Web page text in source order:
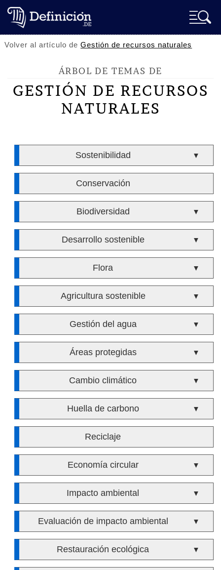
Volver al artículo deGestión de recursos naturales
ÁRBOL DE TEMAS DE
GESTIÓN DE RECURSOS
NATURALES
Sostenibilidad ▼
Conservación
Biodiversidad ▼
Desarrollo sostenible ▼
Flora ▼
Agricultura sostenible ▼
Gestión del agua ▼
Áreas protegidas ▼
Cambio climático ▼
Huella de carbono ▼
Reciclaje
Economía circular ▼
Impacto ambiental ▼
Evaluación de impacto ambiental ▼
Restauración ecológica ▼